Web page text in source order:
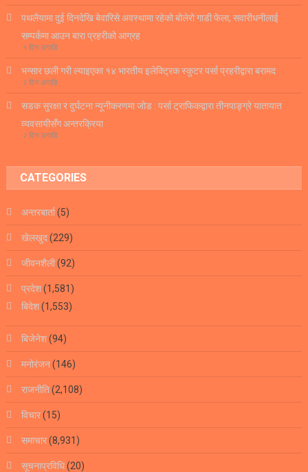
पथलैयामा दुई दिनदेखि बेवारिसे अवस्थामा रहेको बोलेरो गाडी फेला, सवारीधनीलाई
सम्पर्कमा आउन बारा प्रहरीको आग्रह
१ दिन अगाडि
भन्सार छली गरी ल्याइएका १४ भारतीय इलेक्ट्रिक स्कुटर पर्सा प्रहरीद्वारा बरामद
२ दिन अगाडि
सडक सुरक्षा र दुर्घटना न्यूनीकरणमा जोड : पर्सा ट्राफिकद्वारा तीनपाङ्ग्रे यातायात
व्यवसायीसँग अन्तरक्रिया
२ दिन अगाडि
CATEGORIES
अन्तरबार्ता(5)
खेलखुद(229)
जीवनशैली(92)
प्रदेश(1,581)
बिदेश(1,553)
बिजेनेश(94)
मनोरंजन(146)
राजनीति(2,108)
विचार(15)
समाचार(8,931)
सूचनाप्रविधि(20)